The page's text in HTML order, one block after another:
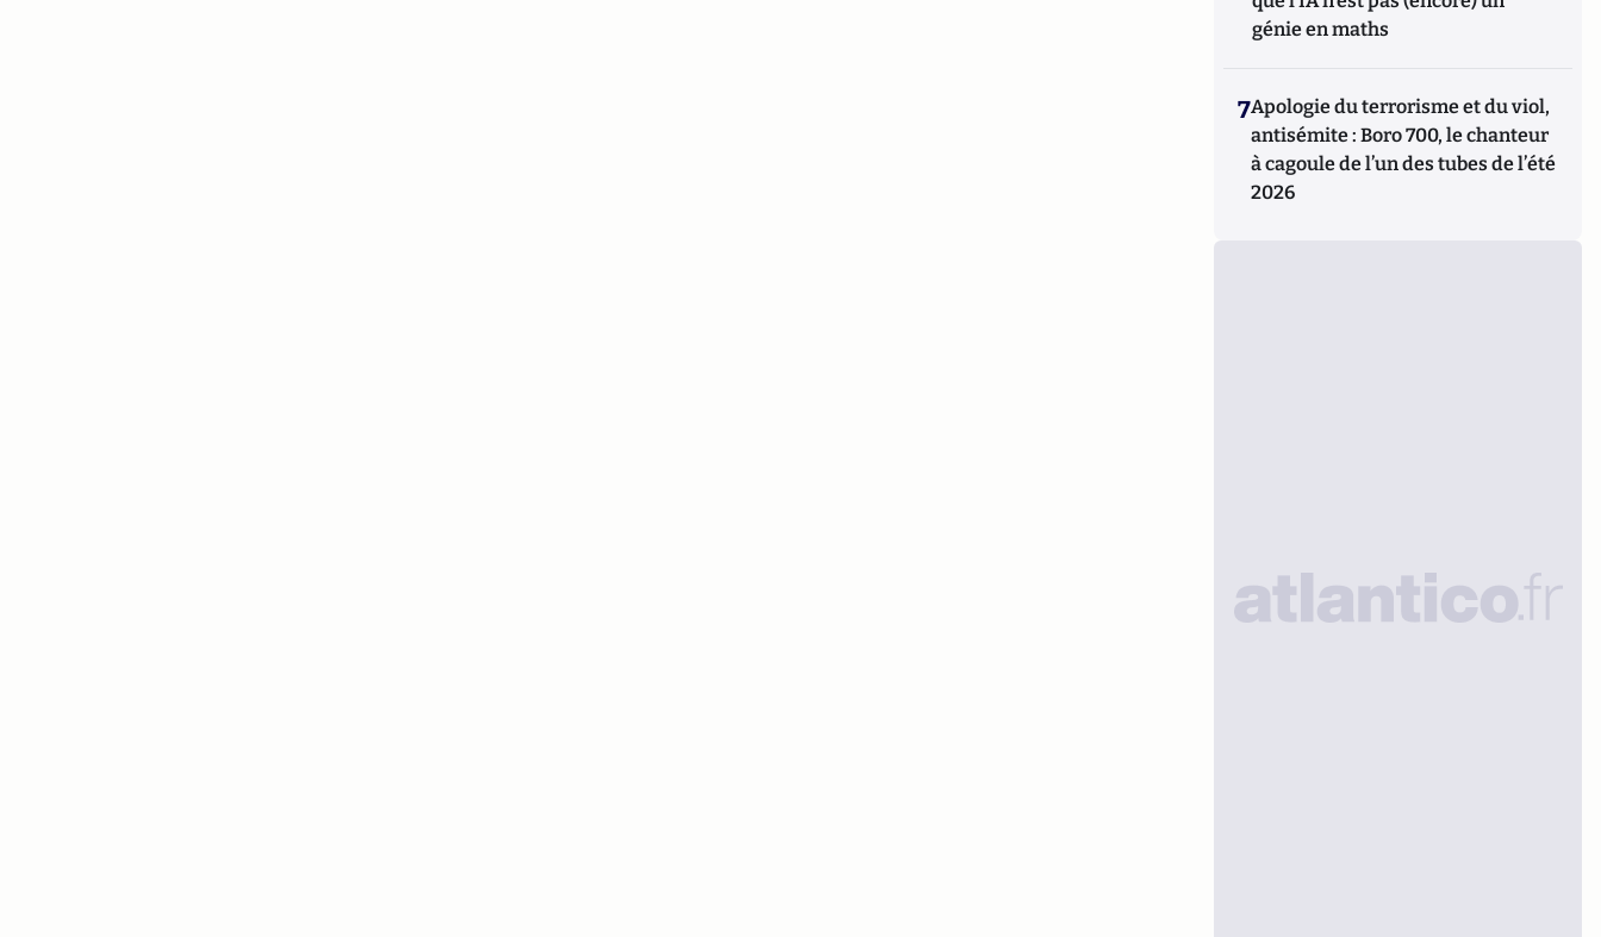
génie en maths
7Apologie du terrorisme et du viol,
antisémite : Boro 700, le chanteur
à cagoule de l’un des tubes de l’été
2026